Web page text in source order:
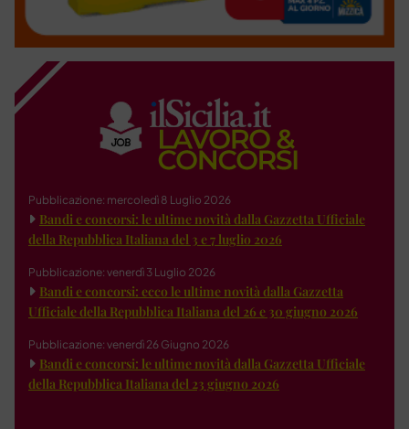
Pubblicazione: mercoledì 8 Luglio 2026
Bandi e concorsi: le ultime novità dalla Gazzetta Ufficiale
della Repubblica Italiana del 3 e 7 luglio 2026
Pubblicazione: venerdì 3 Luglio 2026
Bandi e concorsi: ecco le ultime novità dalla Gazzetta
Ufficiale della Repubblica Italiana del 26 e 30 giugno 2026
Pubblicazione: venerdì 26 Giugno 2026
Bandi e concorsi: le ultime novità dalla Gazzetta Ufficiale
della Repubblica Italiana del 23 giugno 2026